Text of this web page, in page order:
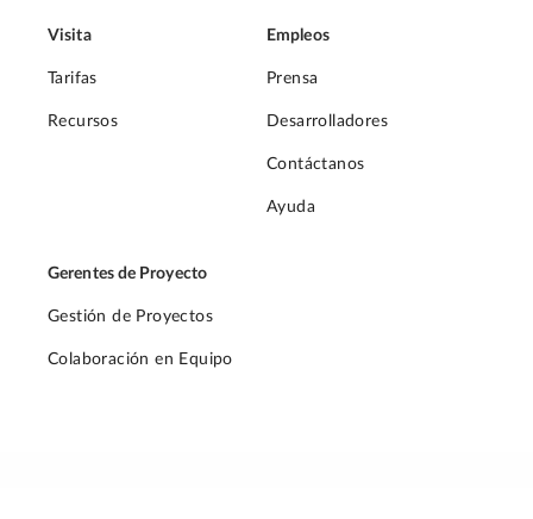
Visita
Tarifas
Recursos
Empleos
Prensa
Desarrolladores
Contáctanos
Ayuda
Gerentes de Proyecto
Gestión de Proyectos
Colaboración en Equipo